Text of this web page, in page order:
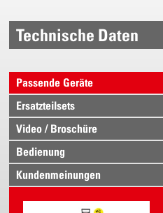
Technische Daten
Passende Geräte
Ersatzteilsets
Video / Broschüre
Bedienung
Kundenmeinungen